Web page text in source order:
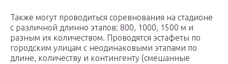
Также могут проводиться соревнования на стадионе
с различной длинно этапов: 800, 1000, 1500 м и
разным их количеством. Проводятся эстафеты по
городским улицам с неодинаковыми этапами по
длине, количеству и контингенту (смешанные